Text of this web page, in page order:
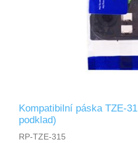
Kompatibilní páska TZE-
podklad)
RP-TZE-315